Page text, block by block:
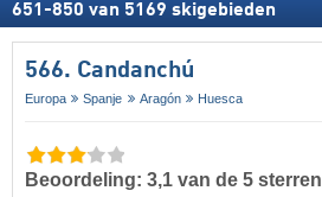
651 -850 van 5169 skigebieden
566. Candanchú
Europa Spanje Aragón Huesca
Beoordeling: 3,1 van de 5 sterren